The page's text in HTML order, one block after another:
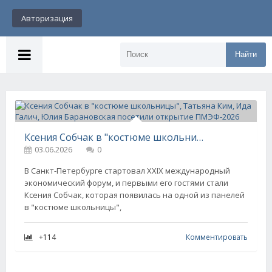
Авторизация
Найти
Ксения Собчак в "костюме школьницы", Татьяна Ким, Ида Галич, Юлия Барановская посетили открытие ПМЭФ-2026
03.06.2026
0
В Санкт-Петербурге стартовал XXIX международный
экономический форум, и первыми его гостями стали
Ксения Собчак, которая появилась на одной из панелей
в "костюме школьницы",
+114 Комментировать